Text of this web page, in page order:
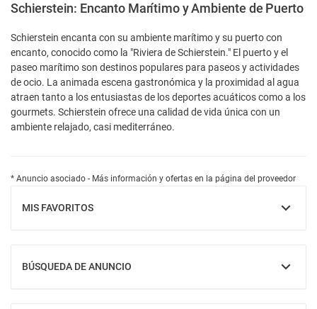
Schierstein: Encanto Marítimo y Ambiente de Puerto
Schierstein encanta con su ambiente marítimo y su puerto con
encanto, conocido como la "Riviera de Schierstein." El puerto y el
paseo marítimo son destinos populares para paseos y actividades
de ocio. La animada escena gastronómica y la proximidad al agua
atraen tanto a los entusiastas de los deportes acuáticos como a los
gourmets. Schierstein ofrece una calidad de vida única con un
ambiente relajado, casi mediterráneo.
* Anuncio asociado - Más información y ofertas en la página del proveedor
MIS FAVORITOS
MOSTRAR
BÚSQUEDA DE ANUNCIO
MOSTRAR